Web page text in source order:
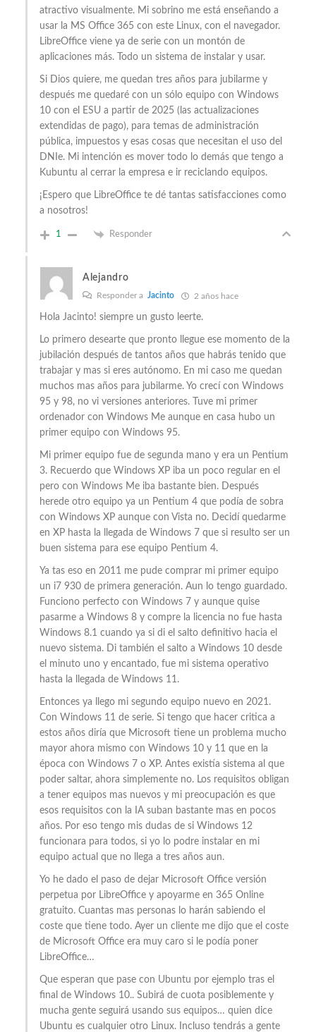
atractivo visualmente. Mi sobrino me está enseñando a
usar la MS Office 365 con este Linux, con el navegador.
LibreOffice viene ya de serie con un montón de
aplicaciones más. Todo un sistema de instalar y usar.
Si Dios quiere, me quedan tres años para jubilarme y
después me quedaré con un sólo equipo con Windows
10 con el ESU a partir de 2025 (las actualizaciones
extendidas de pago), para temas de administración
pública, impuestos y esas cosas que necesitan el uso del
DNIe. Mi intención es mover todo lo demás que tengo a
Kubuntu al cerrar la empresa e ir reciclando equipos.
¡Espero que LibreOffice te dé tantas satisfacciones como
a nosotros!
1 Responder
Alejandro
Responder a Jacinto 2 años hace
Hola Jacinto! siempre un gusto leerte.
Lo primero desearte que pronto llegue ese momento de la
jubilación después de tantos años que habrás tenido que
trabajar y mas si eres autónomo. En mi caso me quedan
muchos mas años para jubilarme. Yo crecí con Windows
95 y 98, no vi versiones anteriores. Tuve mi primer
ordenador con Windows Me aunque en casa hubo un
primer equipo con Windows 95.
Mi primer equipo fue de segunda mano y era un Pentium
3. Recuerdo que Windows XP iba un poco regular en el
pero con Windows Me iba bastante bien. Después
herede otro equipo ya un Pentium 4 que podía de sobra
con Windows XP aunque con Vista no. Decidí quedarme
en XP hasta la llegada de Windows 7 que si resulto ser un
buen sistema para ese equipo Pentium 4.
Ya tas eso en 2011 me pude comprar mi primer equipo
un i7 930 de primera generación. Aun lo tengo guardado.
Funciono perfecto con Windows 7 y aunque quise
pasarme a Windows 8 y compre la licencia no fue hasta
Windows 8.1 cuando ya si di el salto definitivo hacia el
nuevo sistema. Di también el salto a Windows 10 desde
el minuto uno y encantado, fue mi sistema operativo
hasta la llegada de Windows 11.
Entonces ya llego mi segundo equipo nuevo en 2021.
Con Windows 11 de serie. Si tengo que hacer critica a
estos años diría que Microsoft tiene un problema mucho
mayor ahora mismo con Windows 10 y 11 que en la
época con Windows 7 o XP. Antes existía sistema al que
poder saltar, ahora simplemente no. Los requisitos obligan
a tener equipos mas nuevos y mi preocupación es que
esos requisitos con la IA suban bastante mas en pocos
años. Por eso tengo mis dudas de si Windows 12
funcionara para todos, si yo lo podre instalar en mi
equipo actual que no llega a tres años aun.
Yo he dado el paso de dejar Microsoft Office versión
perpetua por LibreOffice y apoyarme en 365 Online
gratuito. Cuantas mas personas lo harán sabiendo el
coste que tiene todo. Ayer un cliente me dijo que el coste
de Microsoft Office era muy caro si le podía poner
LibreOffice…
Que esperan que pase con Ubuntu por ejemplo tras el
final de Windows 10.. Subirá de cuota posiblemente y
mucha gente seguirá usando sus equipos… quien dice
Ubuntu es cualquier otro Linux. Incluso tendrás a gente